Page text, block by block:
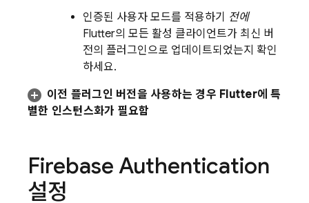
인증된 사용자 모드를 적용하기 전에
Flutter의 모든 활성 클라이언트가 최신 버
전의 플러그인으로 업데이트되었는지 확인
하세요.
이전 플러그인 버전을 사용하는 경우 Flutter에 특
별한 인스턴스화가 필요함
Firebase Authentication
설정